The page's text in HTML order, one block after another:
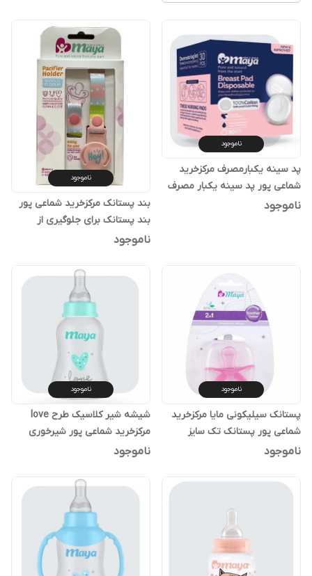
ناموجود
پد سینه یکبارمصرف مرکزخرید
شماعی پور پد سینه یکبار مصرف
ناموجود
ناموجود
بند پستانک مرکزخرید شماعی پور
بند پستانک برای جلوگیری از
ناموجود
ناموجود
پستانک سیلیکونی مایا مرکزخرید
شماعی پور پستانک تک سایز
سیلیکونی
ناموجود
ناموجود
شیشه شیر کلاسیک طرح love
مرکزخرید شماعی پور شیرخوری
کلاسیک
ناموجود